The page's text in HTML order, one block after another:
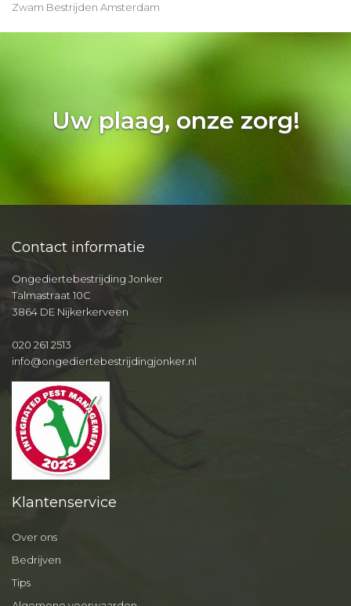
Zwam Bestrijden Amsterdam
Uw plaag, onze zorg!
Contact informatie
Ongediertebestrijding Jonker
Talmastraat 10C
3864 DE Nijkerkerveen
020 261 2513
info@ongediertebestrijdingjonker.nl
Klantenservice
Over ons
Bedrijven
Tips